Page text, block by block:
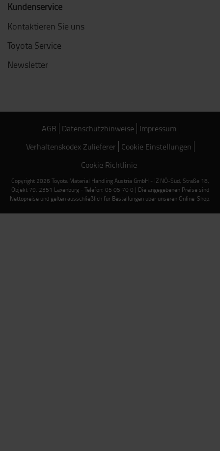
Kundenservice
Kontaktieren Sie uns
Toyota Service
Newsletter
AGB Datenschutzhinweise Impressum
Verhaltenskodex Zulieferer Cookie Einstellungen
Cookie Richtlinie
Copyright 2026 Toyota Material Handling Austria GmbH - IZ NÖ-Süd, Straße 18,
Objekt 79, 2351 Laxenburg - Telefon: 05 05 70 0 | Die angegebenen Preise sind
Nettopreise und gelten ausschließlich für Bestellungen über unseren Online-Shop.